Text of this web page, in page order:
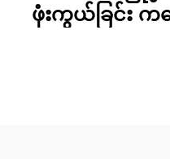
ဖုံးကွယ်ခြင်း က